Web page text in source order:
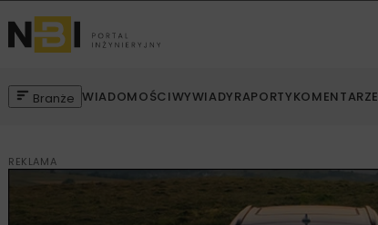
Branże WIADOMOŚCIWYWIADYRAPORTYKOMENTARZE
REKLAMA